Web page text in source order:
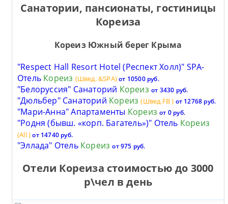
Cанатории, пансионаты, гостиницы
Кореиза
Кореиз Южный берег Крыма
"Respect Hall Resort Hotel (Респект Холл)" SPA-
Отель Кореиз (Швед.&SPA)от 10500 руб.
"Белоруссия" Санаторий Кореиз от 3430 руб.
"Дюльбер" Санаторий Кореиз (Швед.FB) от 12768 руб.
"Мари-Анна" Апартаменты Кореиз от 0 руб.
"Родня (бывш. «корп. Багатель»)" Отель Кореиз
(All) от 14740 руб.
"Эллада" Отель Кореиз от 975 руб.
Отели Кореиза стоимостью до 3000
р\чел в день